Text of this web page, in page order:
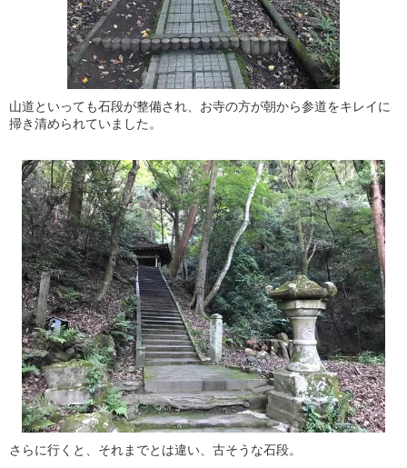
山道といっても石段が整備され、お寺の方が朝から参道をキレイに
掃き清められていました。
さらに行くと、それまでとは違い、古そうな石段。